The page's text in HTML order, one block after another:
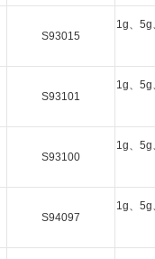
S93015
1g、
S93101
1g、
S93100
1g、
S94097
1g、